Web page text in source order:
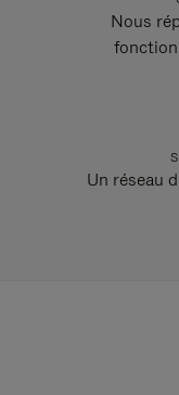
Nous
Un réseau